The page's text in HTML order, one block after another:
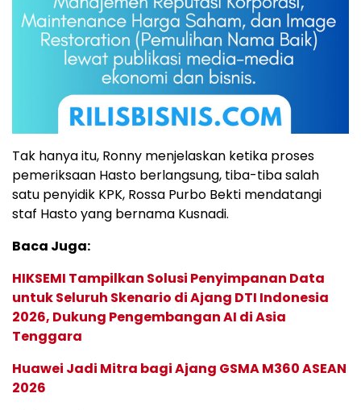
Tak hanya itu, Ronny menjelaskan ketika proses
pemeriksaan Hasto berlangsung, tiba-tiba salah
satu penyidik KPK, Rossa Purbo Bekti mendatangi
staf Hasto yang bernama Kusnadi.
Baca Juga:
HIKSEMI Tampilkan Solusi Penyimpanan Data
untuk Seluruh Skenario di Ajang DTI Indonesia
2026, Dukung Pengembangan AI di Asia
Tenggara
Huawei Jadi Mitra bagi Ajang GSMA M360 ASEAN
2026